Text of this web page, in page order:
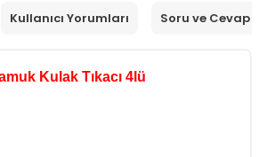
Kullanıcı Yorumları Soru ve Cevap
Kulak Tıkacı 4lü